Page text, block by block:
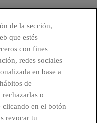
de la sección,
que estés
con fines
redes sociales
en base a
de
rechazarlas o
en el botón
revocar tu